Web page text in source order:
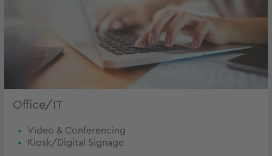
Office/IT
Video & Conferencing
Kiosk/Digital Signage